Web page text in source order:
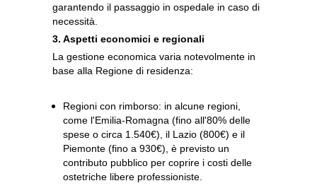
garantendo il passaggio in ospedale in caso di
necessità.
3. Aspetti economici e regionali
La gestione economica varia notevolmente in
base alla Regione di residenza:
Regioni con rimborso: in alcune regioni,
come l'Emilia-Romagna (fino all'80% delle
spese o circa 1.540€), il Lazio (800€) e il
Piemonte (fino a 930€), è previsto un
contributo pubblico per coprire i costi delle
ostetriche libere professioniste.